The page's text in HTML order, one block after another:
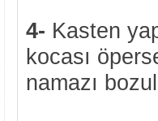
4- Kasten
kocası
namazı